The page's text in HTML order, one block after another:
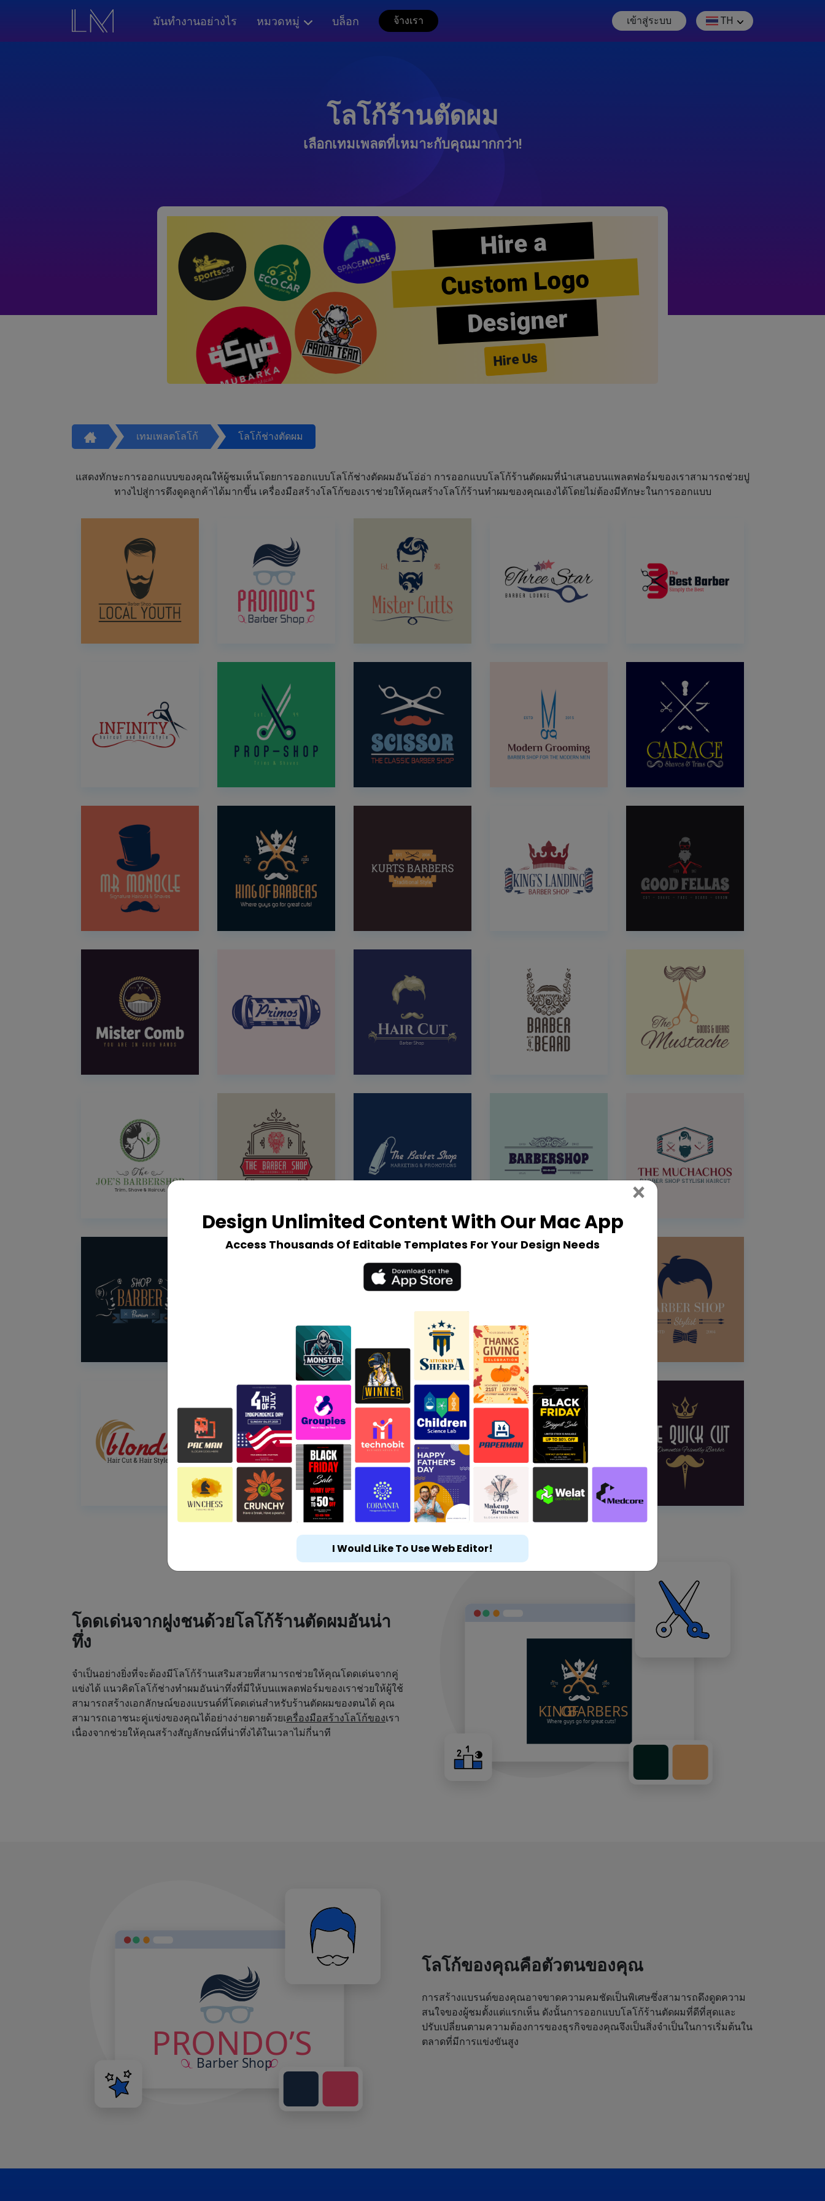
มันทำงานอย่างไร หมวดหมู่ บล็อก จ้างเรา เข้าสู่ระบบ TH
โลโก้ร้านตัดผม
เลือกเทมเพลตที่เหมาะกับคุณมากกว่า!
Hire a
Custom Logo
Designer
Hire Us
เทมเพลตโลโก้ โลโก้ช่างตัดผม
แสดงทักษะการออกแบบของคุณให้ผู้ชมเห็นโดยการออกแบบโลโก้ช่างตัดผมอันโอ่อ่า การออกแบบโลโก้ร้านตัดผมที่นำเสนอบนแพลตฟอร์มของเราสามารถช่วยปู
ทางไปสู่การดึงดูดลูกค้าได้มากขึ้น เครื่องมือสร้างโลโก้ของเราช่วยให้คุณสร้างโลโก้ร้านทำผมของคุณเองได้โดยไม่ต้องมีทักษะในการออกแบบ
โดดเด่นจากฝูงชนด้วยโลโก้ร้านตัดผมอันน่า
ทึ่ง
จำเป็นอย่างยิ่งที่จะต้องมีโลโก้ร้านเสริมสวยที่สามารถช่วยให้คุณโดดเด่นจากคู่
แข่งได้ แนวคิดโลโก้ช่างทำผมอันน่าทึ่งที่มีให้บนแพลตฟอร์มของเราช่วยให้ผู้ใช้
สามารถสร้างเอกลักษณ์ของแบรนด์ที่โดดเด่นสำหรับร้านตัดผมของตนได้ คุณ
สามารถเอาชนะคู่แข่งของคุณได้อย่างง่ายดายด้วยเครื่องมือสร้างโลโก้ของเรา
เนื่องจากช่วยให้คุณสร้างสัญลักษณ์ที่น่าทึ่งได้ในเวลาไม่กี่นาที
โลโก้ของคุณคือตัวตนของคุณ
การสร้างแบรนด์ของคุณอาจขาดความคมชัดเป็นพิเศษซึ่งสามารถดึงดูดความ
สนใจของผู้ชมตั้งแต่แรกเห็น ดังนั้นการออกแบบโลโก้ร้านตัดผมที่ดีที่สุดและ
ปรับเปลี่ยนตามความต้องการของธุรกิจของคุณจึงเป็นสิ่งจำเป็นในการเริ่มต้นใน
ตลาดที่มีการแข่งขันสูง
Design Unlimited Content With Our Mac App
Access Thousands Of Editable Templates For Your Design Needs
× Close
I Would Like To Use Web Editor!